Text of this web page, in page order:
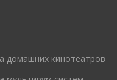
домашних кинотеатров